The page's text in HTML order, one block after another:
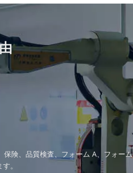
保険、品質検査、フォーム A、フォーム
。